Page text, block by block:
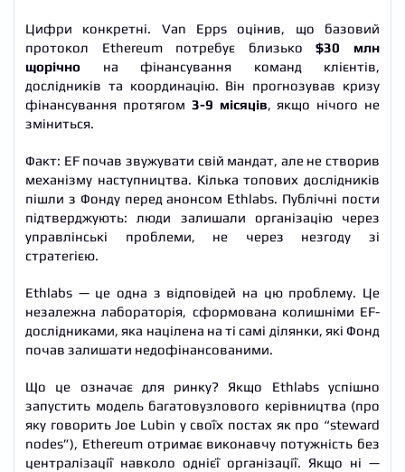
Цифри конкретні. Van Epps оцінив, що базовий
протокол Ethereum потребує близько$30 млн
щорічно на фінансування команд клієнтів,
дослідників та координацію. Він прогнозував кризу
фінансування протягом 3-9 місяців, якщо нічого не
зміниться.
Факт: EF почав звужувати свій мандат, але не створив
механізму наступництва. Кілька топових дослідників
пішли з Фонду перед анонсом Ethlabs. Публічні пости
підтверджують: люди залишали організацію через
управлінські проблеми, не через незгоду зі
стратегією.
Ethlabs — це одна з відповідей на цю проблему. Це
незалежна лабораторія, сформована колишніми EF-
дослідниками, яка націлена на ті самі ділянки, які Фонд
почав залишати недофінансованими.
Що це означає для ринку? Якщо Ethlabs успішно
запустить модель багатовузлового керівництва (про
яку говорить Joe Lubin у своїх постах як про “steward
nodes”), Ethereum отримає виконавчу потужність без
централізації навколо однієї організації. Якщо ні —